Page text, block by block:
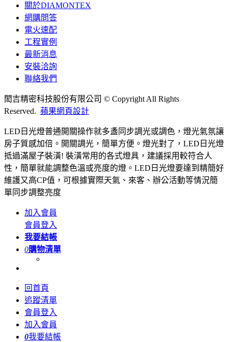
關於DIAMONTEX
網購問答
電火速配
工程實例
最新消息
安裝洽詢
聯絡我們
閎吉精密科技股份有限公司 © Copyright All Rights
Reserved. 蘋果網頁設計
LED日光燈普通開關操作就多盞同步調光或調色，燈光氣氛讓
房子質感加倍。開關調光，簡單方便。燈光對了，LED日光燈
抵過滿屋子裝潢! 裝潢常用的各式燈具，建議採用較符合人
性，簡單就能調整色溫或亮度的燈。LED日光燈要達到精簡好
維護又高CP值，可根據實際天氣、來客、辦公活動等情況簡
單同步調整亮度
加入會員
會員登入
我要結帳
0購物清單
回首頁
追蹤清單
會員登入
加入會員
0我要結帳